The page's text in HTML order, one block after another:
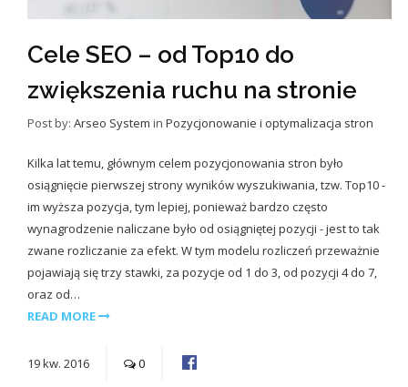
Cele SEO – od Top10 do
zwiększenia ruchu na stronie
Post by: Arseo System in Pozycjonowanie i optymalizacja stron
Kilka lat temu, głównym celem pozycjonowania stron było
osiągnięcie pierwszej strony wyników wyszukiwania, tzw. Top10 -
im wyższa pozycja, tym lepiej, ponieważ bardzo często
wynagrodzenie naliczane było od osiągniętej pozycji - jest to tak
zwane rozliczanie za efekt. W tym modelu rozliczeń przeważnie
pojawiają się trzy stawki, za pozycje od 1 do 3, od pozycji 4 do 7,
oraz od…
READ MORE
19kw. 2016 0